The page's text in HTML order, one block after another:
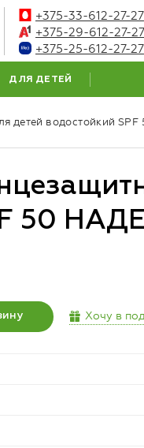
+375-33-612-27-27
+375-29-612-27-27
+375-25-612-27-27
ДЛЯ ДЕТЕЙ
детей водостойкий
50
Хочу в